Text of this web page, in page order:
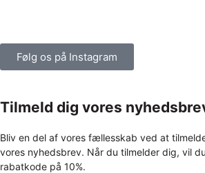
Følg os på Instagram
Tilmeld dig vores
Bliv en del af vores fællesskab ved at
vores nyhedsbrev. Når du tilmelder dig, vil
rabatkode på 10%.